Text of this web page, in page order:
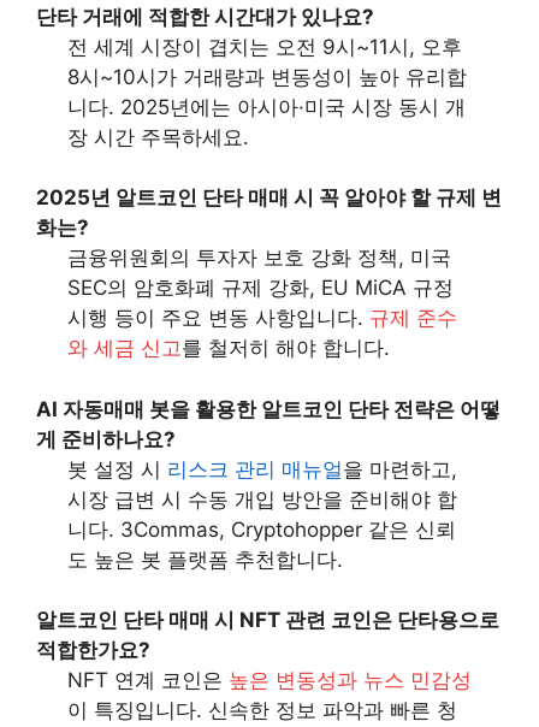
단타 거래에 적합한 시간대가 있나요?
전 세계 시장이 겹치는 오전 9시~11시, 오후
8시~10시가 거래량과 변동성이 높아 유리합
니다. 2025년에는 아시아·미국 시장 동시 개
장 시간 주목하세요.
2025년 알트코인 단타 매매 시 꼭 알아야 할 규제 변
화는?
금융위원회의 투자자 보호 강화 정책, 미국
SEC의 암호화폐 규제 강화, EU MiCA 규정
시행 등이 주요 변동 사항입니다. 규제 준수
와 세금 신고를 철저히 해야 합니다.
AI 자동매매 봇을 활용한 알트코인 단타 전략은 어떻
게 준비하나요?
봇 설정 시 리스크 관리 매뉴얼을 마련하고,
시장 급변 시 수동 개입 방안을 준비해야 합
니다. 3Commas, Cryptohopper 같은 신뢰
도 높은 봇 플랫폼 추천합니다.
알트코인 단타 매매 시 NFT 관련 코인은 단타용으로
적합한가요?
NFT 연계 코인은 높은 변동성과 뉴스 민감성
이 특징입니다. 신속한 정보 파악과 빠른 청